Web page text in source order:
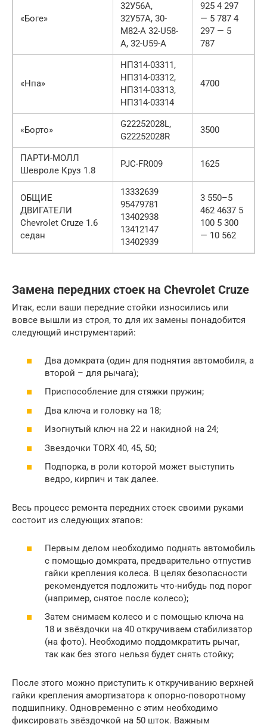
«Боге»
32У56А,
32У57А, 30-
М82-А 32-U58-
A, 32-U59-A
925 4 297
— 5 787 4
297 — 5
787
«Нпа»
НП314-03311,
НП314-03312,
НП314-03313,
НП314-03314
4700
«Борто»
G22252028L,
G22252028R
3500
ПАРТИ-МОЛЛ
Шевроле Круз 1.8
PJC-FR009 1625
ОБЩИЕ
ДВИГАТЕЛИ
Chevrolet Cruze 1.6
седан
13332639
95479781
13402938
13412147
13402939
3 550–5
462 4637 5
100 5 300
— 10 562
Замена передних стоек на Chevrolet Cruze
Итак, если ваши передние стойки износились или
вовсе вышли из строя, то для их замены понадобится
следующий инструментарий:
Два домкрата (один для поднятия автомобиля, а
второй – для рычага);
Приспособление для стяжки пружин;
Два ключа и головку на 18;
Изогнутый ключ на 22 и накидной на 24;
Звездочки TORX 40, 45, 50;
Подпорка, в роли которой может выступить
ведро, кирпич и так далее.
Весь процесс ремонта передних стоек своими руками
состоит из следующих этапов:
Первым делом необходимо поднять автомобиль
с помощью домкрата, предварительно отпустив
гайки крепления колеса. В целях безопасности
рекомендуется подложить что-нибудь под порог
(например, снятое после колесо);
Затем снимаем колесо и с помощью ключа на
18 и звёздочки на 40 откручиваем стабилизатор
(на фото). Необходимо поддомкратить рычаг,
так как без этого нельзя будет снять стойку;
После этого можно приступить к откручиванию верхней
гайки крепления амортизатора к опорно-поворотному
подшипнику. Одновременно с этим необходимо
фиксировать звёздочкой на 50 шток. Важным